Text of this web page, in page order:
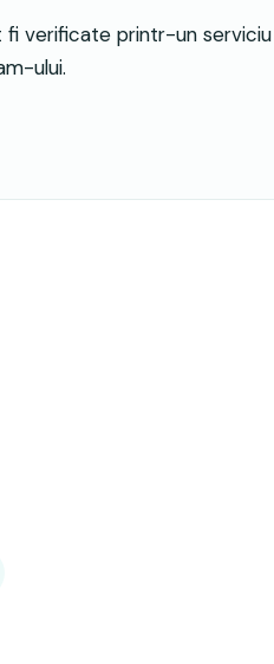
verificate printr-un serviciu
ului.